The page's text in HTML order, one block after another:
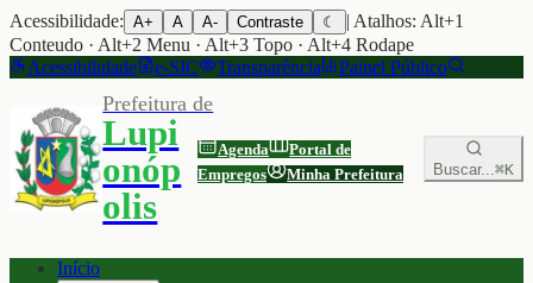
Acessibilidade: A+ A A- Contraste ☾
| Atalhos: Alt+1
Conteudo · Alt+2 Menu · Alt+3 Topo · Alt+4 Rodape
Acessibilidade
e-SIC Transparência Painel Público
Prefeitura de
Lupi
onóp
olis
Agenda
Portal de
Empregos
Minha Prefeitura Buscar...⌘K
Início